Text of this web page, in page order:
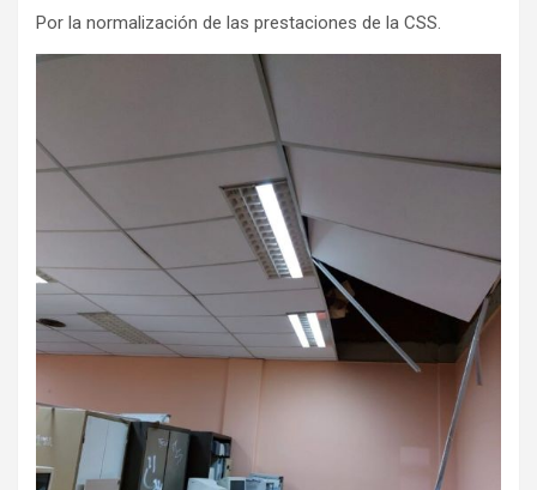
Por la normalización de las prestaciones de la CSS.